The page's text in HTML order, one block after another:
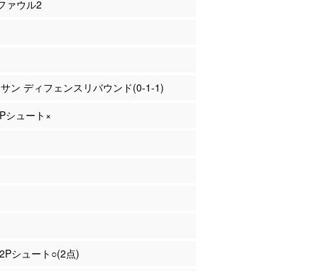
ァウル2
ン ディフェンスリバウンド(0-1-1)
シュート×
シュート○(2点)